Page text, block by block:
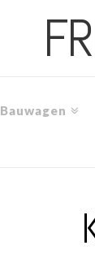
Bauwagen